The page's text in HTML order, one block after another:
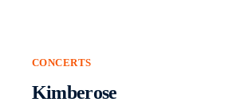
CONCERTS
Kimberose